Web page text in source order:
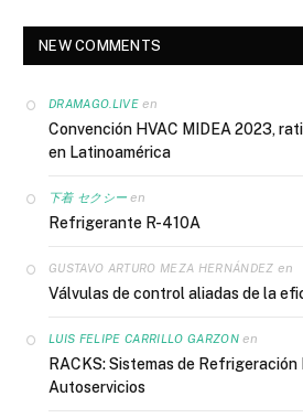
NEW COMMENTS
DRAMAGO.LIVEen
Convención HVAC MIDEA 2023,
en Latinoamérica
下着 セクシー en
Refrigerante R-410A
GUSTAVO ARTURO MEZA HERNÁNDEZ en
Válvulas de control aliadas de la
LUIS FELIPE CARRILLO GARZONen
RACKS: Sistemas de Refrigeración
Autoservicios